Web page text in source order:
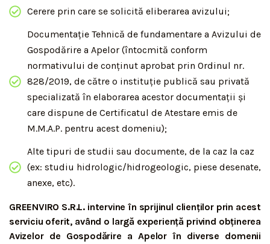
Cerere prin care se solicită eliberarea avizului;
Documentație Tehnică de fundamentare a Avizului de
Gospodărire a Apelor (întocmită conform
normativului de conținut aprobat prin Ordinul nr.
828/2019, de către o instituție publică sau privată
specializată în elaborarea acestor documentații și
care dispune de Certificatul de Atestare emis de
M.M.A.P. pentru acest domeniu);
Alte tipuri de studii sau documente, de la caz la caz
(ex: studiu hidrologic/hidrogeologic, piese desenate,
anexe, etc).
GREENVIRO S.R.L. intervine în sprijinul clienților prin acest
serviciu oferit, având o largă experiență privind obținerea
Avizelor de Gospodărire a Apelor în diverse domenii